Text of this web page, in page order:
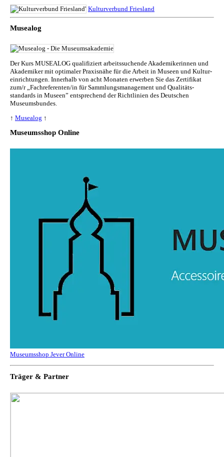
Kulturverbund Friesland
Musealog
Der Kurs MUSEALOG qualifiziert arbeitssuchende Akademikerinnen und
Akademiker mit optimaler Praxisnähe für die Arbeit in Museen und Kul­tur­
ein­rich­tun­gen. Innerhalb von acht Monaten erwerben Sie das Zertifikat
zum/r „Fachreferenten/in für Sammlungs­management und Qualitäts­
standards in Museen” entsprechend der Richtlinien des Deutschen
Museumsbundes.
↑ Musealog ↑
Museumsshop Online
Museumsshop Jever Online
Träger & Partner